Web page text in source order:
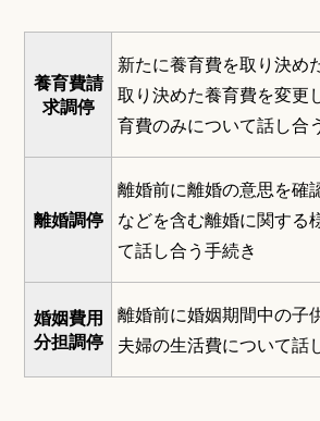
養育費請
求調停
新たに養育費を取り決め
取り決めた養育費を変更
育費のみについて話し合
離婚調停
離婚前に離婚の意思を確
などを含む離婚に関する
て話し合う手続き
婚姻費用
分担調停
離婚前に婚姻期間中の子
夫婦の生活費について話